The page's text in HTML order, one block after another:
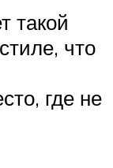
такой
что
где не